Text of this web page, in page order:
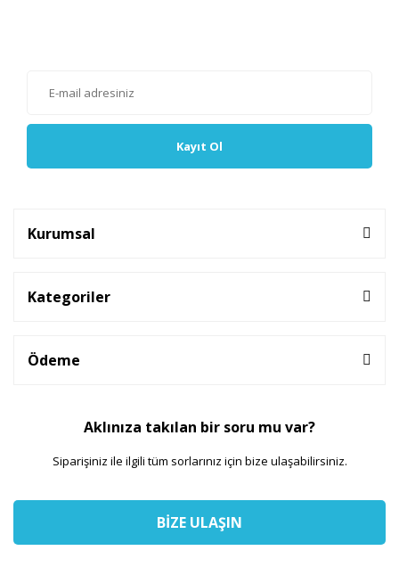
Kayıt Ol
Kurumsal
Kategoriler
Ödeme
Aklınıza takılan bir soru mu var?
Siparişiniz ile ilgili tüm sorlarınız için bize ulaşabilirsiniz.
BİZE ULAŞIN